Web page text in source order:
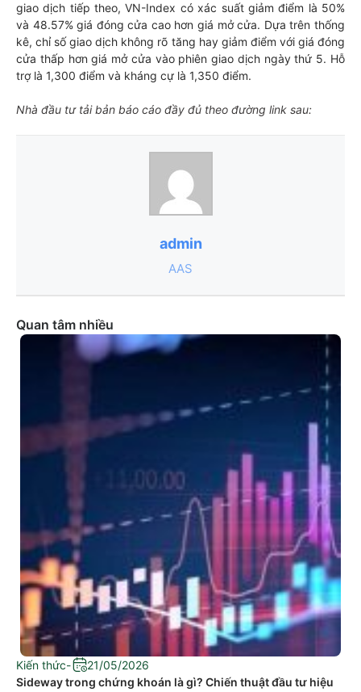
giao dịch tiếp theo, VN-Index có xác suất giảm điểm là 50%
và 48.57% giá đóng cửa cao hơn giá mở cửa. Dựa trên thống
kê, chỉ số giao dịch không rõ tăng hay giảm điểm với giá đóng
cửa thấp hơn giá mở cửa vào phiên giao dịch ngày thứ 5. Hỗ
trợ là 1,300 điểm và kháng cự là 1,350 điểm.
Nhà đầu tư tải bản báo cáo đầy đủ theo đường link sau:
admin
AAS
Quan tâm nhiều
Kiến thức-
21/05/2026
Sideway trong chứng khoán là gì? Chiến thuật đầu tư hiệu